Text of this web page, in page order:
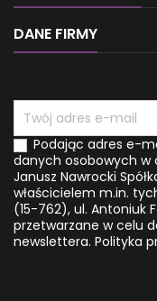
DANE FIRMY
Podając adres e-
danych osobowych
Janusz Nawrocki
właścicielem m.in.
(15-762), ul. Antoniuk
przetwarzane w celu
newslettera. Polityka